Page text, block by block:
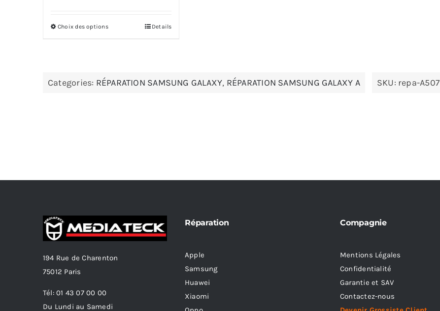
Choix des options Details
Categories: RÉPARATION SAMSUNG GALAXY, RÉPARATION SAMSUNG GALAXY A SKU: repa-A507
194 Rue de Charenton
75012 Paris
Tél: 01 43 07 00 00
Du Lundi au Samedi
Réparation
Apple
Samsung
Huawei
Xiaomi
Compagnie
Mentions Légales
Confidentialité
Garantie et SAV
Contactez-nous